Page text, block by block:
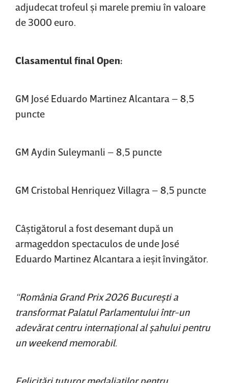
adjudecat trofeul şi marele premiu în valoare
de 3000 euro.
Clasamentul final Open:
GM José Eduardo Martinez Alcantara – 8,5
puncte
GM Aydin Suleymanli – 8,5 puncte
GM Cristobal Henriquez Villagra – 8,5 puncte
Câştigătorul a fost desemant după un
armageddon spectaculos de unde José
Eduardo Martinez Alcantara a ieşit învingător.
“România Grand Prix 2026 Bucureşti a
transformat Palatul Parlamentului într-un
adevărat centru internaţional al şahului pentru
un weekend memorabil.